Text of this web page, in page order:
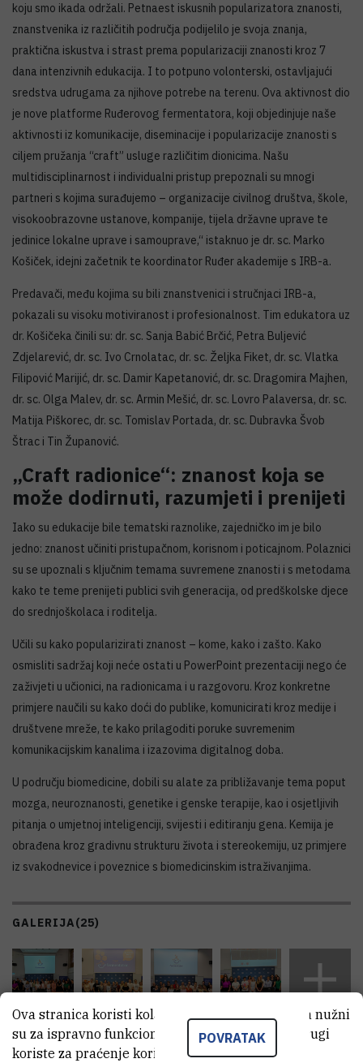
koju smo ikada održali. Petnaest iskusnih popularizatora znanosti,
znanstvenika iz različitih područja podijelilo je svoja znanja,
praktična iskustva i strast prema popularizaciji znanosti kroz 7
dana intenzivnih edukacija. I to potpuno volonterski, ostavljajući
sredstva udrugama za njihove potrebe na terenu. Ova aktivnost dio
je nove platforme Ruđerovog fermentatora, koji objedinjuje naše
aktivnosti iz komunikacije, diseminacije i popularizacije znanosti s
ciljem pružanja “craft” usluge različitim dionicima. Našu
multidisciplinarnost i individualni pristup prepoznali su mnogi
partneri s kojima surađujemo – organizacije civilnog društva, škole,
visokoobrazovne ustanove, kompanije, tijela državne uprave te
jedinice lokalne uprave i samouprave,“ istaknuo je dr. sc. Marko
Košiček, idejni začetnik te koordinator Ruđer akademije s IRB-a.
Predavači, među kojima su bili znanstvenici i stručnjaci IRB-a,
pokazali su visoku motiviranost i profesionalnost. Tim edukatora uz
dr. Košičeka činili su: dr. sc. Sanja Babić Brčić, Petra Buljević
Zdjelarević, dr. sc. Ivo Crnolatac, dr. sc. Željka Fiket, dr. sc. Vlatka
Filipović Marijić, dr. sc. Damir Kapetanović, dr. sc. Dragomira Majhen,
dr. sc. Olga Malev, dr. sc. Armin Mešić, dr. sc. Lovro Palaversa, dr. sc.
Matija Piškorec, dr. sc. Tomislav Portada, dr. sc. Dubravka Švob
Štrac i Tin Županović.
„Craft radionice“: znanost koja se
može dodirnuti, razumjeti i prenijeti
Iako su edukacije bile tematski raznolike, zajedničko im je bilo
jedno: znanost učiniti pristupačnom, korisnom i poticajnom. Polaznici
su se upoznali s ključnim temama suvremene znanosti i s metodama
kako te teme prenijeti publici svih generacija, od predškolske djece
do srednjoškolaca i roditelja.
Učili su kako popularizirati znanost – kome, kako i zašto. Kako
osmisliti sadržaj koji neće ostati u PowerPoint prezentaciji nego će
zaživjeti u učionici, na radionicama i u razgovoru. Kroz konkretne
primjere naučili su kako doći do publike, komunicirati kroz medije i
društvene mreže, te kako prilagoditi poruke suvremenim
komunikacijskim kanalima i izazovima digitalnog doba.
U području biomedicine, dobili su alate za približavanje tema poput
mozga, neuroznanosti, genetike i genske terapije, kao i osjetljivih
pitanja o umjetnoj inteligenciji, svijesti i editiranju gena. Kemija je
obrađena kroz gradivnu strukturu života i stereokemiju, uz primjere
iz svakodnevice i poveznice s biomedicinskim istraživanjima.
GALERIJA(25)
Pogledaj galeriju → POVRATAK
Ova stranica koristi kolačiće. Neki od tih kolačića nužni
su za ispravno funkcioniranje stranice, dok se drugi
koriste za praćenje korištenja stranice radi